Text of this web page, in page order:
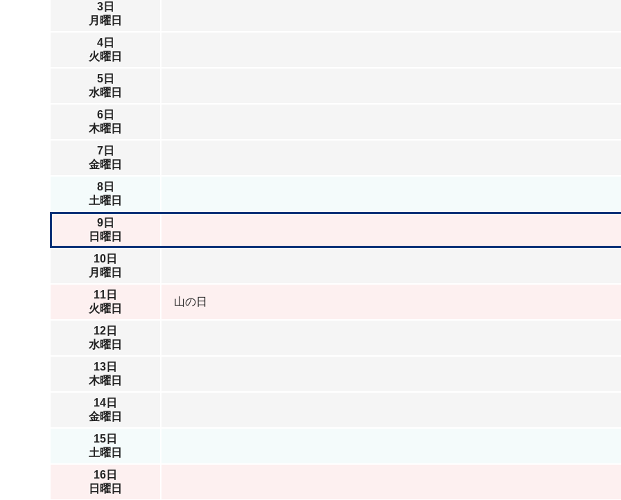
3日
月曜日
4日
火曜日
5日
水曜日
6日
木曜日
7日
金曜日
8日
土曜日
9日
日曜日
10日
月曜日
11日
火曜日
山の日
12日
水曜日
13日
木曜日
14日
金曜日
15日
土曜日
16日
日曜日